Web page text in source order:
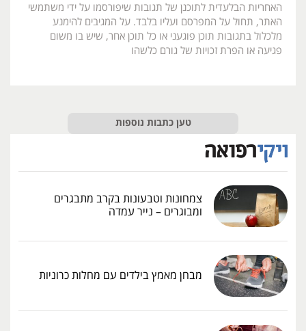
האחריות הבלעדית לתוכנן של תגובות שיפורסמו על ידי משתמשי
האתר, תחול על המפרסם ועליו בלבד. על המגיבים להימנע
מלכלול בתגובות תוכן פוגעני או כל תוכן אחר, שיש בו משום
פגיעה או הפרת זכויות של גורם כלשהו
טען כתבות נוספות
צמחונות וטבעונות בקרב מתבגרים
ומבוגרים – נייר עמדה
מבחן מאמץ בילדים עם מחלות כרוניות